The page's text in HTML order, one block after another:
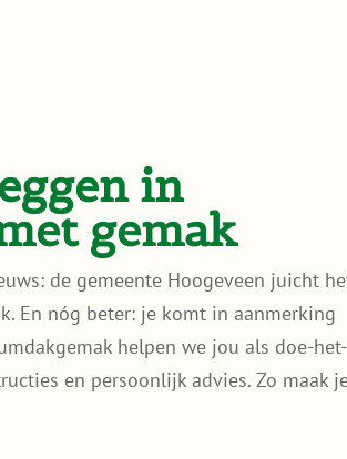
in
gemak
de gemeente Hoogeveen juicht
En nóg beter: je komt in aanmerking
helpen we jou als doe-het-
en persoonlijk advies. Zo maak